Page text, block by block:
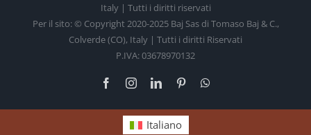
Italy | Tutti i diritti riservati
Per il sito: © Copyright 2020-2025 Baj Sas di Tomaso Baj & C.,
Colverde (CO), Italy | Tutti i diritti Riservati
P.IVA: 03678970132
FacebookInstagramLinkedInPinterest
Italiano